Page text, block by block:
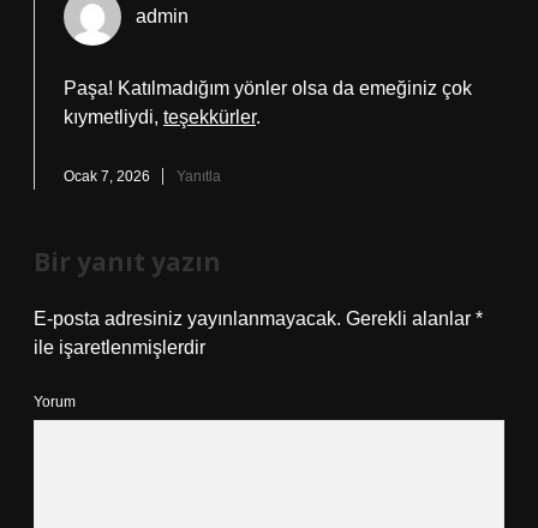
admin
Paşa! Katılmadığım yönler olsa da emeğiniz çok
kıymetliydi, teşekkürler.
Ocak 7, 2026 Yanıtla
Bir yanıt yazın
E-posta adresiniz yayınlanmayacak. Gerekli alanlar *
ile işaretlenmişlerdir
Yorum